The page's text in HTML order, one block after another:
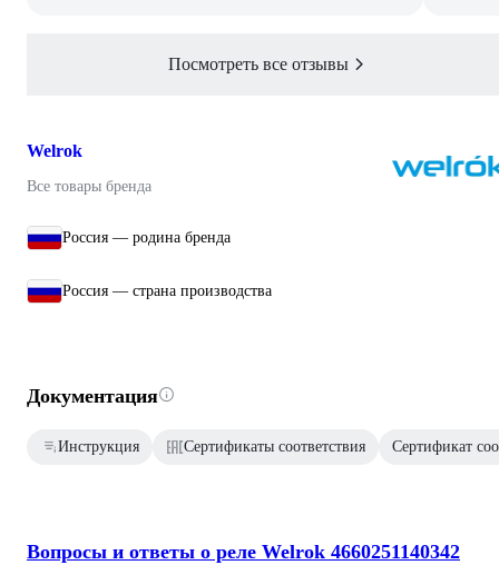
Посмотреть все отзывы
Welrok
Все товары бренда
Россия — родина бренда
Россия — страна производства
Документация
Инструкция Сертификаты соответствия Сертификат
Вопросы и ответы о реле Welrok 4660251140342